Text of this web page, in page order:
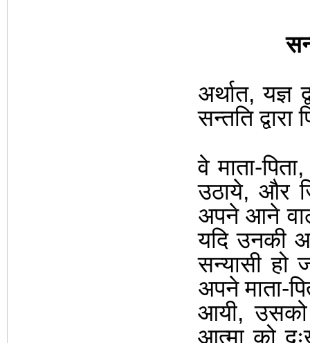
अर्थात,यज्ञ
सन्तति
वे माता-पिता
उठाये,और
अपने आने
यदि उनकी
सन्यासी हो
अपने माता-
आयी,
आत्मा को